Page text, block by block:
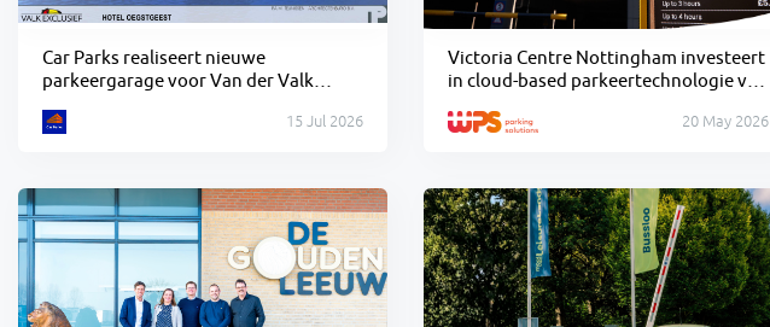
Car Parks realiseert nieuwe
parkeergarage voor Van der Valk
15 Jul 2026
Victoria Centre Nottingham investeert
in cloud-based parkeertechnologie van
20 May 2026